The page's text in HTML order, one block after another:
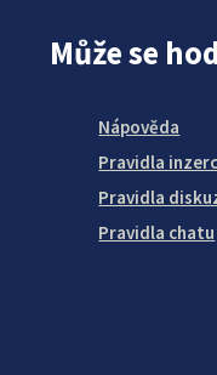
Může se
Nápověda
Pravidla
Pravidla
Pravidla chatu